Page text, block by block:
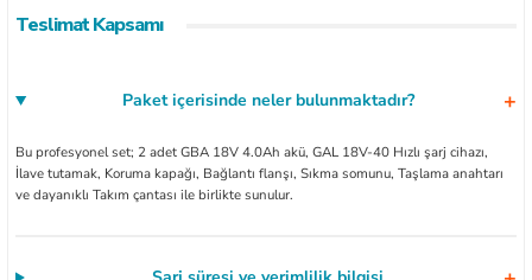
Teslimat Kapsamı
Paket içerisinde neler bulunmaktadır?
Bu profesyonel set; 2 adet GBA 18V 4.0Ah akü, GAL 18V-40 Hızlı şarj cihazı,
İlave tutamak, Koruma kapağı, Bağlantı flanşı, Sıkma somunu, Taşlama anahtarı
ve dayanıklı Takım çantası ile birlikte sunulur.